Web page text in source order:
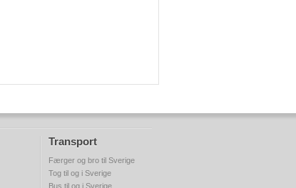
Transport
Færger og bro til Sverige
Tog til og i Sverige
Bus til og i Sverige